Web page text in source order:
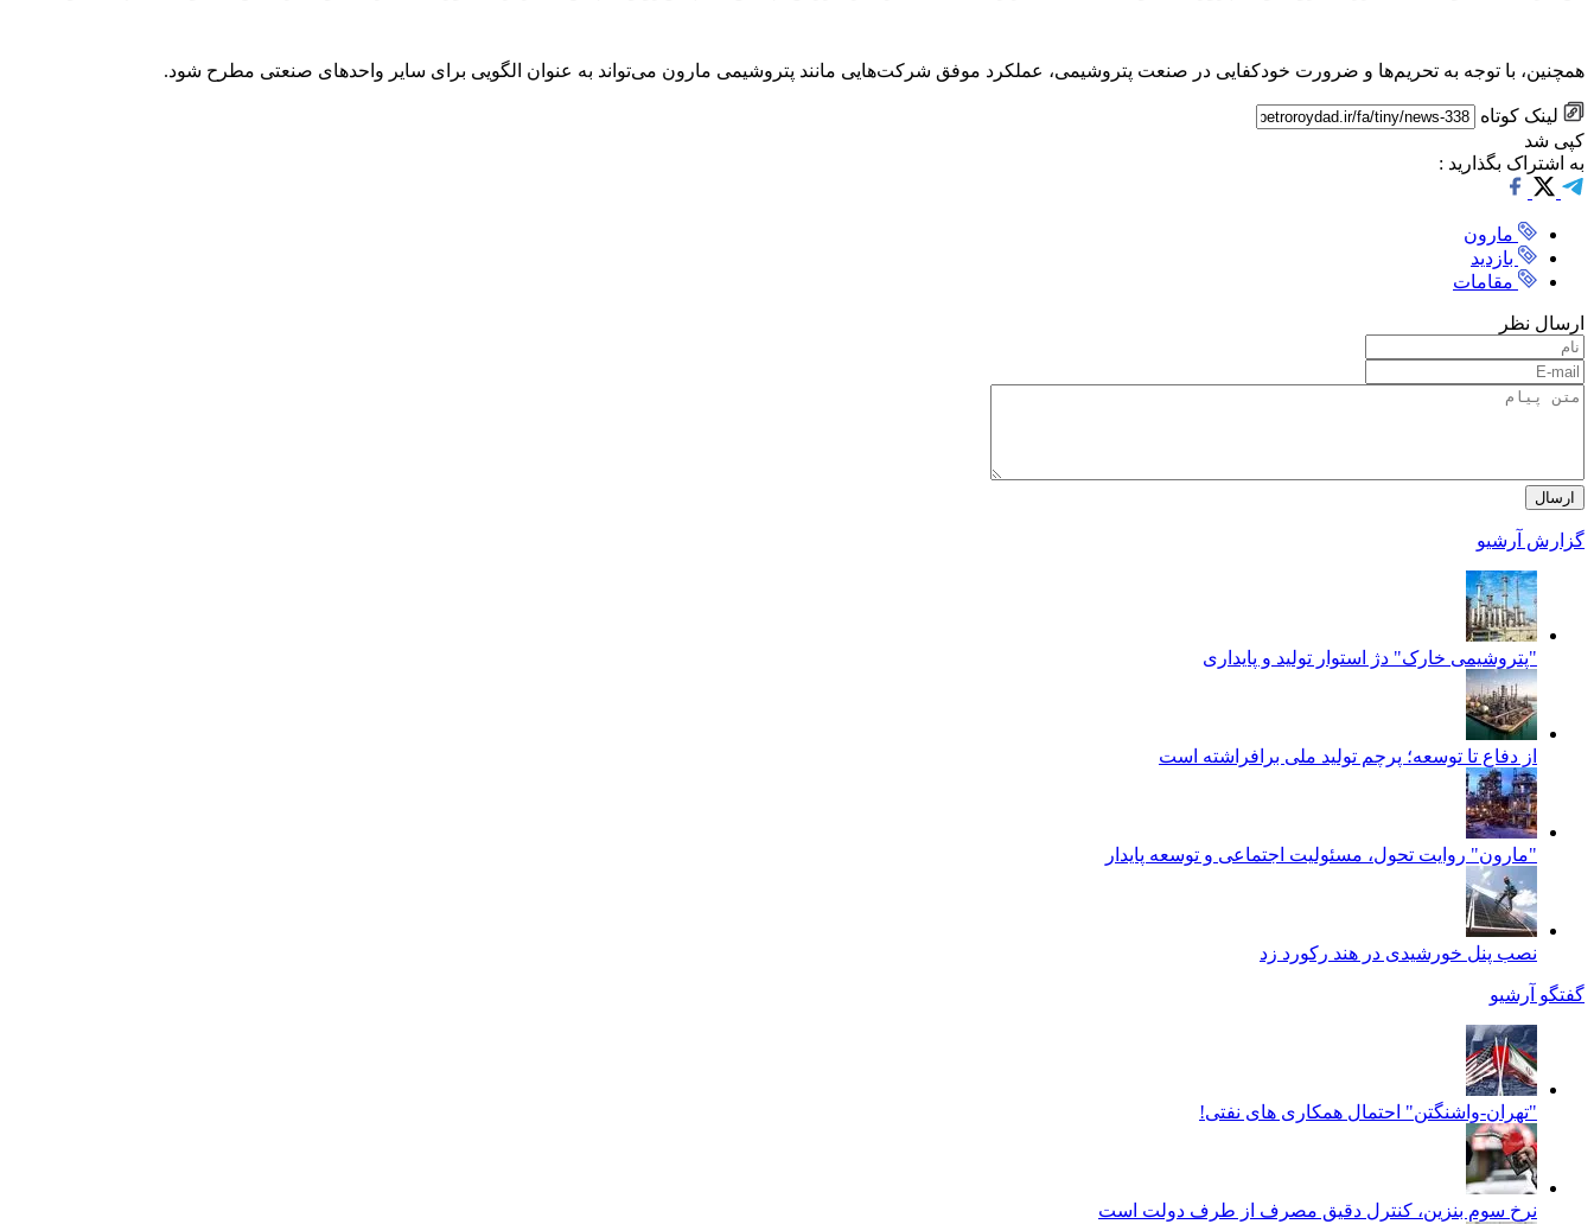
همچنین، با توجه به تحریم‌ها و ضرورت خودکفایی در صنعت پتروشیمی، عملکرد موفق شرکت‌هایی مانند پتروشیمی مارون می‌تواند به عنوان الگویی برای سایر واحدهای صنعتی مطرح شود.
لینک کوتاه
کپی شد
به اشتراک بگذارید :
مارون
بازدید
مقامات
ارسال نظر
ارسال
گزارش آرشیو
"پتروشیمی خارک" دژ استوار تولید و پایداری
از دفاع تا توسعه؛ پرچم تولید ملی برافراشته است
"مارون" روایت تحول، مسئولیت اجتماعی و توسعه پایدار
نصب پنل خورشیدی در هند رکورد زد
گفتگو آرشیو
"تهران-واشنگتن" احتمال همکاری های نفتی!
نرخ سوم بنزین، کنترل دقیق مصرف از طرف دولت است